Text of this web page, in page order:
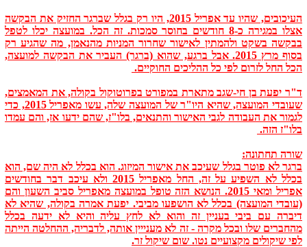
העיכובים, שהיו עד אפריל 2015, היו רק בגלל שברגר החזיק את הבקשה
אצלו במגירה כ-8 חודשים בחוסר סמכות. זה הכל. במועצה יכלו לטפל
בבקשה בשקט ולהמתין לאישור שחרור המניות מהנאמן, מה שהגיע רק
בסוף מרץ 2015. אבל ברגע, שהוא (ברגר) העביר את הבקשה למועצה,
הכל החל לזרום לפי כל ההליכים החוקיים.
ד"ר יפעת בן חי-שגב מתארת במפורט בפרוטוקול בקולה, את המאמצים,
שעובדי המועצה, שהיא היו"ר של המועצה שלה, עשו מאפריל 2015, כדי
לגמור את העבודה לגבי האישור והתנאים, בלו"ז, שהם ידעו אז, והם עמדו
בלו"ז הזה.
שורה תחתונה:
ברגר לא פוטר בגלל שעיכב את אישור המיזוג. הוא בכלל לא היה שם, הוא
בכלל לא השפיע על זה, החל מאפריל 2015 ולא עיכב דבר בחודשים
אפריל ומאי 2015. הנושא הזה טופל במועצה מאפריל סביב השעון והם
(עובדי המועצה) בכלל לא הושפעו מביבי. יפעת אמרה בקולה, שהיא לא
דיברה עם ביבי בעניין זה והוא לא לחץ עליה והיא לא ידעה בכלל
מהחברים שלו ובכל מקרה - זה לא מענייין אותה, לדבריה, ההחלטה הייתה
לפי שיקולים מקצועיים נטו. שום שיקול זר.